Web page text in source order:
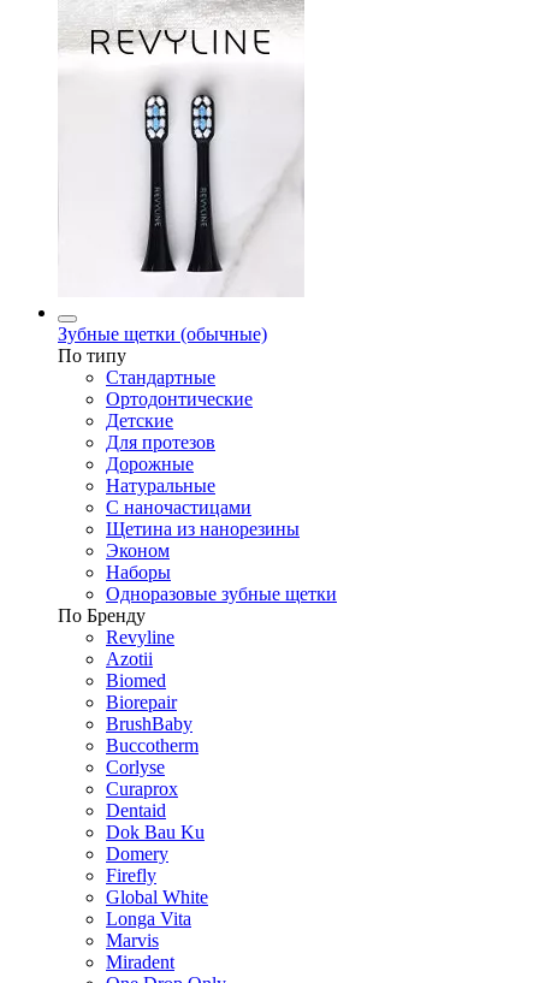
Зубные щетки (обычные)
По типу
Стандартные
Ортодонтические
Детские
Для протезов
Дорожные
Натуральные
С наночастицами
Щетина из нанорезины
Эконом
Наборы
Одноразовые зубные щетки
По Бренду
Revyline
Azotii
Biomed
Biorepair
BrushBaby
Buccotherm
Corlyse
Curaprox
Dentaid
Dok Bau Ku
Domery
Firefly
Global White
Longa Vita
Marvis
Miradent